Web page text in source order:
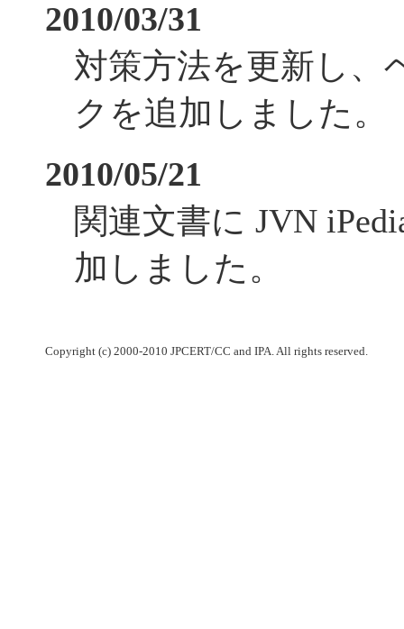
2010/03/31
対策方法を更新し、
クを追加しました。
2010/05/21
関連文書に JVN
加しました。
Copyright (c) 2000-2010 JPCERT/CC and IPA. All rights reserved.